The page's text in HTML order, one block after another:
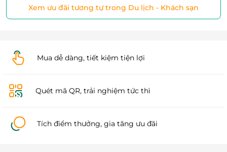
Xem ưu đãi tương tự trong Du lịch - Khách sạn
Mua dễ dàng, tiết kiệm tiện lợi
Quét mã QR, trải nghiệm tức thì
Tích điểm thưởng, gia tăng ưu đãi